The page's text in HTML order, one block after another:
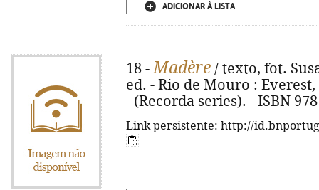
ADICIONAR À LISTA
18 -Madère / texto, fot.
ed. - Rio de Mouro :
- (Recorda series). - ISBN
Link persistente: http://